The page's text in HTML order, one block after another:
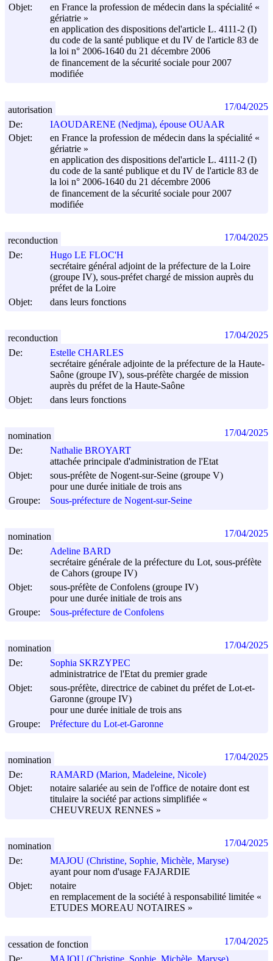
Objet:
en France la profession de médecin dans la spécialité «
gériatrie »
en application des dispositions del'article L. 4111-2 (I)
du code de la santé publique et du IV de l'article 83 de
la loi n° 2006-1640 du 21 décembre 2006
de financement de la sécurité sociale pour 2007
modifiée
De:
IAOUDARENE (Nedjma), épouse OUAAR
Objet:
en France la profession de médecin dans la spécialité «
gériatrie »
en application des dispositions del'article L. 4111-2 (I)
du code de la santé publique et du IV de l'article 83 de
la loi n° 2006-1640 du 21 décembre 2006
de financement de la sécurité sociale pour 2007
modifiée
autorisation 17/04/2025
De:
Hugo LE FLOC'H
secrétaire général adjoint de la préfecture de la Loire
(groupe IV), sous-préfet chargé de mission auprès du
préfet de la Loire
Objet:
dans leurs fonctions
reconduction 17/04/2025
De:
Estelle CHARLES
secrétaire générale adjointe de la préfecture de la Haute-
Saône (groupe IV), sous-préfète chargée de mission
auprès du préfet de la Haute-Saône
Objet:
dans leurs fonctions
reconduction 17/04/2025
De:
Nathalie BROYART
attachée principale d'administration de l'Etat
Objet:
sous-préfète de Nogent-sur-Seine (groupe V)
pour une durée initiale de trois ans
Groupe:
Sous-préfecture de Nogent-sur-Seine
nomination 17/04/2025
De:
Adeline BARD
secrétaire générale de la préfecture du Lot, sous-préfète
de Cahors (groupe IV)
Objet:
sous-préfète de Confolens (groupe IV)
pour une durée initiale de trois ans
Groupe:
Sous-préfecture de Confolens
nomination 17/04/2025
De:
Sophia SKRZYPEC
administratrice de l'Etat du premier grade
Objet:
sous-préfète, directrice de cabinet du préfet de Lot-et-
Garonne (groupe IV)
pour une durée initiale de trois ans
Groupe:
Préfecture du Lot-et-Garonne
nomination 17/04/2025
De:
RAMARD (Marion, Madeleine, Nicole)
Objet:
notaire salariée au sein de l'office de notaire dont est
titulaire la société par actions simplifiée «
CHEUVREUX RENNES »
nomination 17/04/2025
De:
MAJOU (Christine, Sophie, Michèle, Maryse)
ayant pour nom d'usage FAJARDIE
Objet:
notaire
en remplacement de la société à responsabilité limitée «
ETUDES MOREAU NOTAIRES »
nomination 17/04/2025
De:
cessation de fonction 17/04/2025